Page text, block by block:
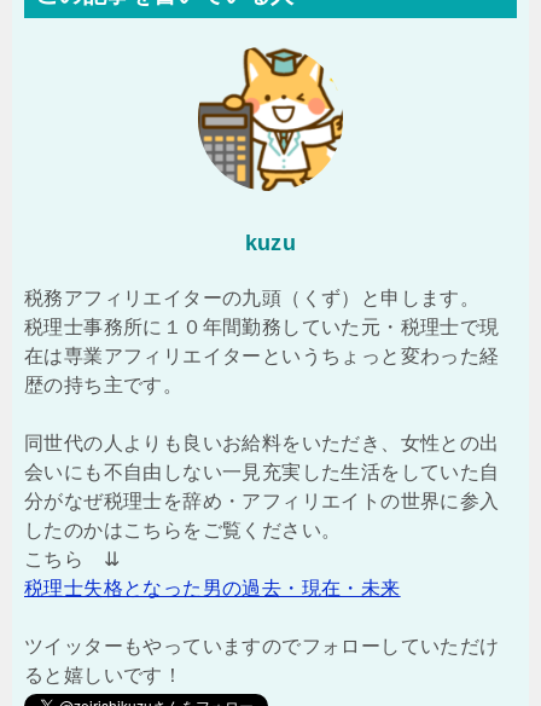
kuzu
税務アフィリエイターの九頭（くず）と申します。
税理士事務所に１０年間勤務していた元・税理士で現
在は専業アフィリエイターというちょっと変わった経
歴の持ち主です。
同世代の人よりも良いお給料をいただき、女性との出
会いにも不自由しない一見充実した生活をしていた自
分がなぜ税理士を辞め・アフィリエイトの世界に参入
したのかはこちらをご覧ください。
こちら ⇊
税理士失格となった男の過去・現在・未来
ツイッターもやっていますのでフォローしていただけ
ると嬉しいです！